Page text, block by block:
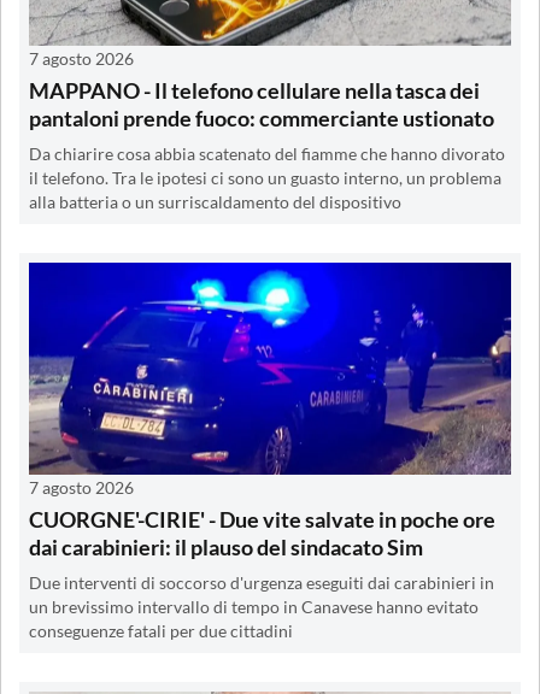
7 agosto 2026
MAPPANO - Il telefono cellulare nella tasca dei
pantaloni prende fuoco: commerciante ustionato
Da chiarire cosa abbia scatenato del fiamme che hanno divorato
il telefono. Tra le ipotesi ci sono un guasto interno, un problema
alla batteria o un surriscaldamento del dispositivo
7 agosto 2026
CUORGNE'-CIRIE' - Due vite salvate in poche ore
dai carabinieri: il plauso del sindacato Sim
Due interventi di soccorso d'urgenza eseguiti dai carabinieri in
un brevissimo intervallo di tempo in Canavese hanno evitato
conseguenze fatali per due cittadini